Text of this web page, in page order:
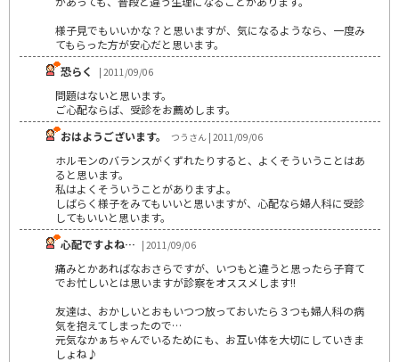
様子見でもいいかな？と思いますが、気になるようなら、一度み
てもらった方が安心だと思います。
恐らく
| 2011/09/06
問題はないと思います。
ご心配ならば、受診をお薦めします。
おはようございます。
つうさん | 2011/09/06
ホルモンのバランスがくずれたりすると、よくそういうことはあ
ると思います。
私はよくそういうことがありますよ。
しばらく様子をみてもいいと思いますが、心配なら婦人科に受診
してもいいと思います。
心配ですよね… | 2011/09/06
痛みとかあればなおさらですが、いつもと違うと思ったら子育て
でお忙しいとは思いますが診察をオススメします!!
友達は、おかしいとおもいつつ放っておいたら３つも婦人科の病
気を抱えてしまったので…
元気なかぁちゃんでいるためにも、お互い体を大切にしていきま
しょね♪